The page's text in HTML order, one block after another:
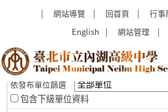
網站導覽
回首頁 行事
English
網站管理
招生資訊 - 臺北市立內
中學
包含下級單位資料